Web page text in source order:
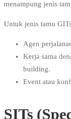
menampung jenis
Untuk jenis tamu
Agen
Kerja sama
building.
Event atau
SITs